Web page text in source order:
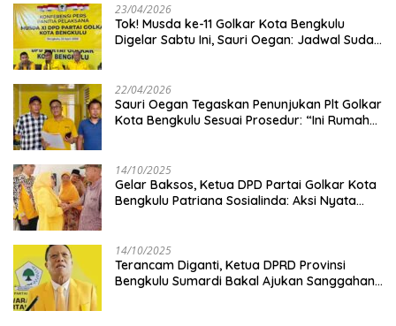
23/04/2026
‎Tok! Musda ke-11 Golkar Kota Bengkulu
Digelar Sabtu Ini, Sauri Oegan: Jadwal Sudah
22/04/2026
Sauri Oegan Tegaskan Penunjukan Plt Golkar
Kota Bengkulu Sesuai Prosedur: “Ini Rumah
14/10/2025
‎Gelar Baksos, Ketua DPD Partai Golkar Kota
Bengkulu Patriana Sosialinda: Aksi Nyata
14/10/2025
Terancam Diganti, Ketua DPRD Provinsi
Bengkulu Sumardi Bakal Ajukan Sanggahan